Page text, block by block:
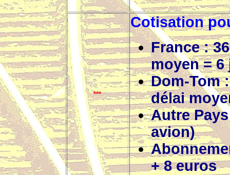
***
Cotisation
France :
moyen = 6
Dom-Tom:
délai
Autre
avion)
+8 euros